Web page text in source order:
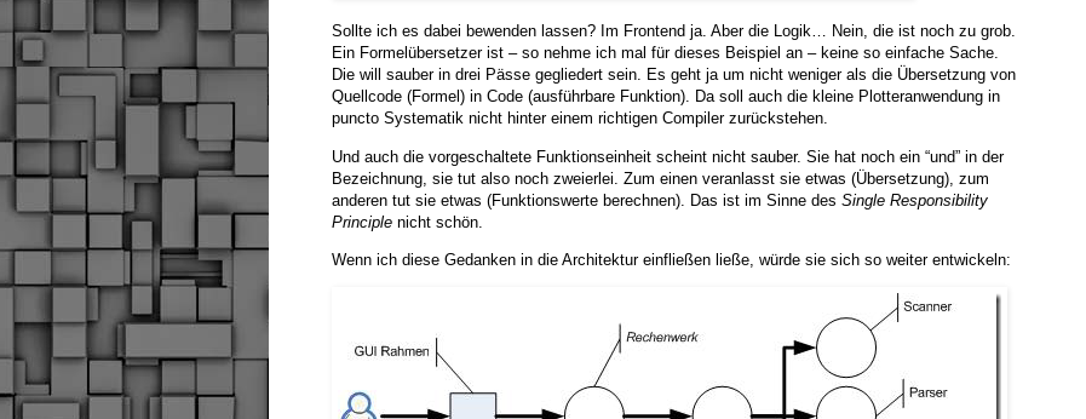
Sollte ich es dabei bewenden lassen? Im Frontend ja. Aber die Logik… Nein, die ist noch zu grob.
Ein Formelübersetzer ist – so nehme ich mal für dieses Beispiel an – keine so einfache Sache.
Die will sauber in drei Pässe gegliedert sein. Es geht ja um nicht weniger als die Übersetzung von
Quellcode (Formel) in Code (ausführbare Funktion). Da soll auch die kleine Plotteranwendung in
puncto Systematik nicht hinter einem richtigen Compiler zurückstehen.
Und auch die vorgeschaltete Funktionseinheit scheint nicht sauber. Sie hat noch ein “und” in der
Bezeichnung, sie tut also noch zweierlei. Zum einen veranlasst sie etwas (Übersetzung), zum
anderen tut sie etwas (Funktionswerte berechnen). Das ist im Sinne des Single Responsibility
Principle nicht schön.
Wenn ich diese Gedanken in die Architektur einfließen ließe, würde sie sich so weiter entwickeln: